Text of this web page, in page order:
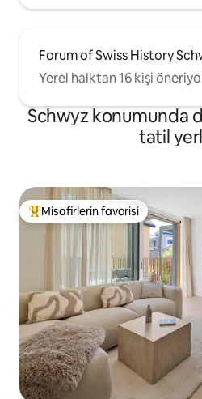
Forum of Swiss History
Yerel halktan 16 kişi
Schwyz konumunda
tatil
Misafirlerin favorilerinden en
Misafirlerin favorisi